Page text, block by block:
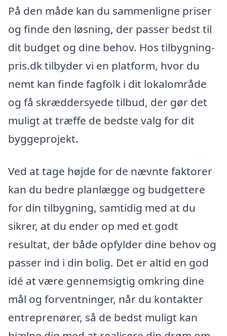
På den måde kan du sammenligne priser
og finde den løsning, der passer bedst til
dit budget og dine behov. Hos tilbygning-
pris.dk tilbyder vi en platform, hvor du
nemt kan finde fagfolk i dit lokalområde
og få skræddersyede tilbud, der gør det
muligt at træffe de bedste valg for dit
byggeprojekt.
Ved at tage højde for de nævnte faktorer
kan du bedre planlægge og budgettere
for din tilbygning, samtidig med at du
sikrer, at du ender op med et godt
resultat, der både opfylder dine behov og
passer ind i din bolig. Det er altid en god
idé at være gennemsigtig omkring dine
mål og forventninger, når du kontakter
entreprenører, så de bedst muligt kan